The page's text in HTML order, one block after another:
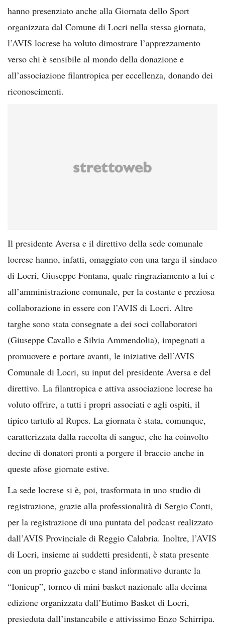
hanno presenziato anche alla Giornata dello Sport
organizzata dal Comune di Locri nella stessa giornata,
l’AVIS locrese ha voluto dimostrare l’apprezzamento
verso chi è sensibile al mondo della donazione e
all’associazione filantropica per eccellenza, donando dei
riconoscimenti.
Il presidente Aversa e il direttivo della sede comunale
locrese hanno, infatti, omaggiato con una targa il sindaco
di Locri, Giuseppe Fontana, quale ringraziamento a lui e
all’amministrazione comunale, per la costante e preziosa
collaborazione in essere con l’AVIS di Locri. Altre
targhe sono stata consegnate a dei soci collaboratori
(Giuseppe Cavallo e Silvia Ammendolia), impegnati a
promuovere e portare avanti, le iniziative dell’AVIS
Comunale di Locri, su input del presidente Aversa e del
direttivo. La filantropica e attiva associazione locrese ha
voluto offrire, a tutti i propri associati e agli ospiti, il
tipico tartufo al Rupes. La giornata è stata, comunque,
caratterizzata dalla raccolta di sangue, che ha coinvolto
decine di donatori pronti a porgere il braccio anche in
queste afose giornate estive.
La sede locrese si è, poi, trasformata in uno studio di
registrazione, grazie alla professionalità di Sergio Conti,
per la registrazione di una puntata del podcast realizzato
dall’AVIS Provinciale di Reggio Calabria. Inoltre, l’AVIS
di Locri, insieme ai suddetti presidenti, è stata presente
con un proprio gazebo e stand informativo durante la
“Ionicup”, torneo di mini basket nazionale alla decima
edizione organizzata dall’Eutimo Basket di Locri,
presieduta dall’instancabile e attivissimo Enzo Schirripa.